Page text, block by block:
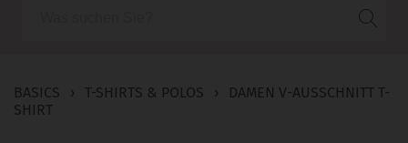
BASICS › T-SHIRTS & POLOS ›
DAMEN V-AUSSCHNITT T-
SHIRT